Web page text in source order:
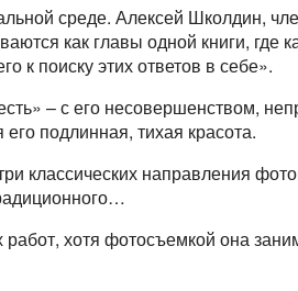
среде. Алексей Школдин,
как главы одной книги, где
к поиску этих ответов в себе».
– с его несовершенством,
подлинная, тихая красота.
классических направления
хотя фотосъемкой она